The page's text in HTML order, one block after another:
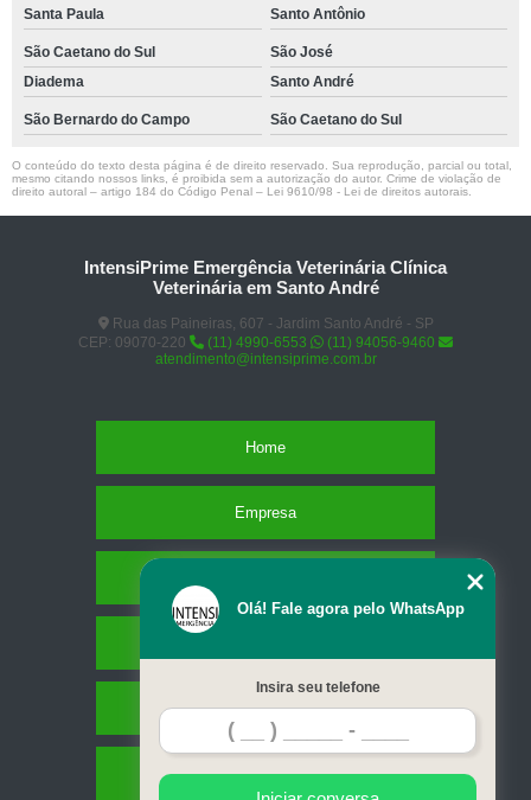
Santa Paula Santo Antônio
São Caetano do Sul
São José
Diadema
Santo André
São Bernardo do Campo São Caetano do Sul
O conteúdo do texto desta página é de direito reservado. Sua reprodução, parcial ou total,
mesmo citando nossos links, é proibida sem a autorização do autor. Crime de violação de
direito autoral – artigo 184 do Código Penal – Lei 9610/98 - Lei de direitos autorais
IntensiPrime Emergência Veterinária Clínica
Veterinária em Santo André
Rua das Paineiras, 607 - Jardim Santo André - SP
CEP: 09070-220
(11) 4990-6553
(11) 94056-9460
atendimento@intensiprime.com.br
Home
Empresa
Contato
Mapa do site
Olá! Fale agora pelo WhatsApp
Insira seu telefone